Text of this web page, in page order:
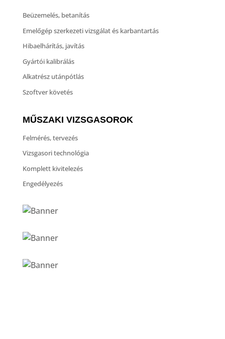
Beüzemelés, betanítás
Emelőgép szerkezeti vizsgálat és karbantartás
Hibaelhárítás, javítás
Gyártói kalibrálás
Alkatrész utánpótlás
Szoftver követés
MŰSZAKI VIZSGASOROK
Felmérés, tervezés
Vizsgasori technológia
Komplett kivitelezés
Engedélyezés